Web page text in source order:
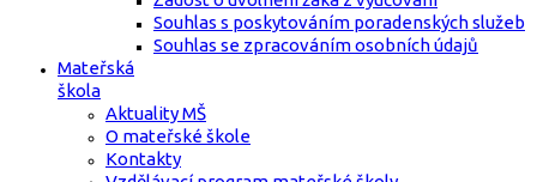
Souhlas s poskytováním poradenských služeb
Souhlas se zpracováním osobních údajů
Mateřská
škola
Aktuality MŠ
O mateřské škole
Kontakty